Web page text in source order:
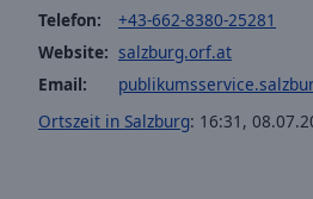
Telefon:
+43-662-8380-25281
Website: salzburg.orf.at
Email:
Ortszeit in Salzburg: 16:31 ,